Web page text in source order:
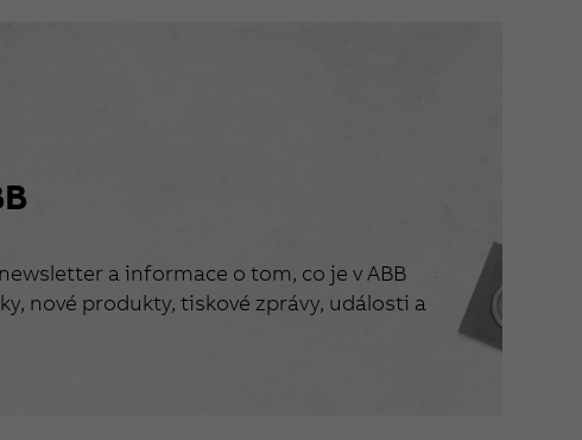
a informace o tom, co je v ABB
nové produkty, tiskové zprávy, události a